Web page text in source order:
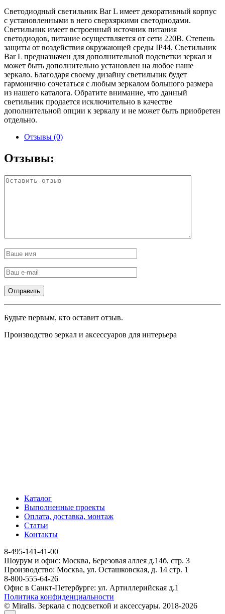
Светодиодный светильник Bar L имеет декоративный корпус
с установленными в него сверхяркими светодиодами.
Светильник имеет встроенный источник питания
светодиодов, питание осуществляется от сети 220В. Степень
защиты от воздействия окружающей среды IP44. Светильник
Bar L предназначен для дополнительной подсветки зеркал и
может быть дополнительно установлен на любое наше
зеркало. Благодаря своему дизайну светильник будет
гармонично сочетаться с любым зеркалом большого размера
из нашего каталога. Обратите внимание, что данный
светильник продается исключительно в качестве
дополнительной опции к зеркалу и не может быть приобретен
отдельно.
Отзывы (0)
Отзывы:
Будьте первым, кто оставит отзыв.
Производство зеркал и аксессуаров для интерьера
Каталог
Выполненные проекты
Оплата, доставка, монтаж
Статьи
Контакты
8-495-141-41-00
Шоурум и офис: Москва, Березовая аллея д.14б, стр. 3
Производство: Москва, ул. Осташковская, д. 14 стр. 1
8-800-555-64-26
Офис в Санкт-Петербурге: ул. Артиллерийская д.1
Политика конфиденциальности
© Miralls. Зеркала с подсветкой и аксессуары. 2018-2026